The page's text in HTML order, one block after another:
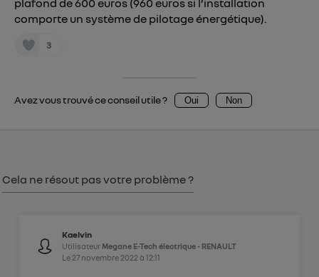
plafond de 600 euros (960 euros si l’installation
comporte un système de pilotage énergétique).
3
Avez vous trouvé ce conseil utile ? Oui Non
Cela ne résout pas votre problème ?
Kaelvin
Utilisateur Megane E-Tech électrique - RENAULT
Le 27 novembre 2022 à 12:11
Vous pouvez à tout moment retirer ce
consentement sur
le portail d’Utiq
") ou via la page « gérer Utiq » en bas de ce site.
personnelles d'Utiq